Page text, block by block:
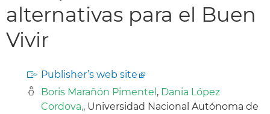
alternativas para el Buen
Vivir
Publisher’s web site
Boris Marañón Pimentel , Dania López
Cordova,, Universidad Nacional Autónoma de